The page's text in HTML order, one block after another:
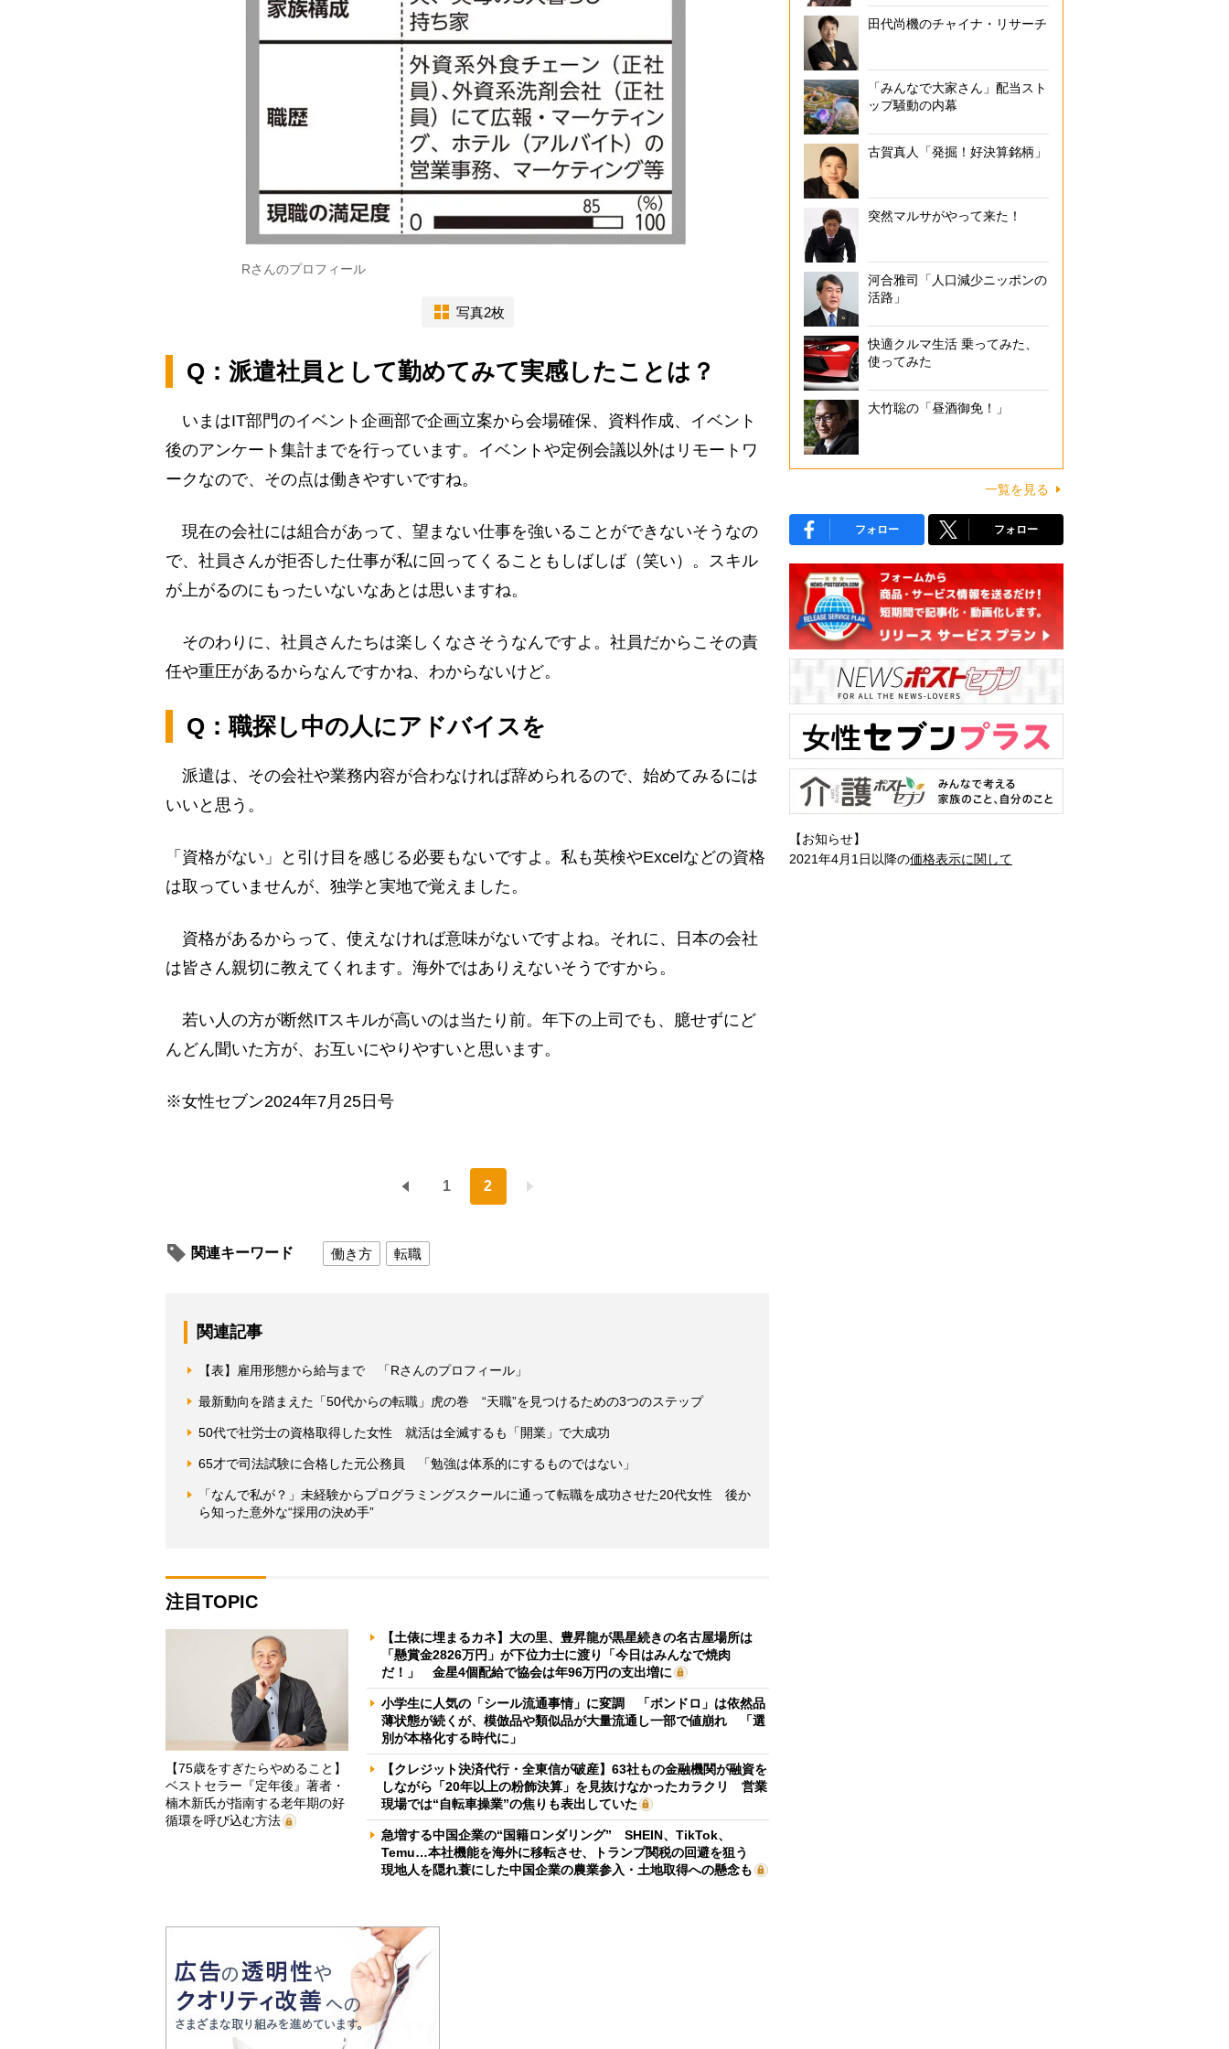
Rさんのプロフィール
写真2枚
Q：派遣社員として勤めてみて実感したことは？
いまはIT部門のイベント企画部で企画立案から会場確保、資料作成、イベント
後のアンケート集計までを行っています。イベントや定例会議以外はリモートワ
ークなので、その点は働きやすいですね。
現在の会社には組合があって、望まない仕事を強いることができないそうなの
で、社員さんが拒否した仕事が私に回ってくることもしばしば（笑い）。スキル
が上がるのにもったいないなあとは思いますね。
そのわりに、社員さんたちは楽しくなさそうなんですよ。社員だからこその責
任や重圧があるからなんですかね、わからないけど。
Q：職探し中の人にアドバイスを
派遣は、その会社や業務内容が合わなければ辞められるので、始めてみるには
いいと思う。
「資格がない」と引け目を感じる必要もないですよ。私も英検やExcelなどの資格
は取っていませんが、独学と実地で覚えました。
資格があるからって、使えなければ意味がないですよね。それに、日本の会社
は皆さん親切に教えてくれます。海外ではありえないそうですから。
若い人の方が断然ITスキルが高いのは当たり前。年下の上司でも、臆せずにど
んどん聞いた方が、お互いにやりやすいと思います。
※女性セブン2024年7月25日号
1 2
関連キーワード 働き方 転職
関連記事
【表】雇用形態から給与まで 「Rさんのプロフィール」
最新動向を踏まえた「50代からの転職」虎の巻 “天職”を見つけるための3つのステップ
50代で社労士の資格取得した女性 就活は全滅するも「開業」で大成功
65才で司法試験に合格した元公務員 「勉強は体系的にするものではない」
「なんで私が？」未経験からプログラミングスクールに通って転職を成功させた20代女性 後か
ら知った意外な“採用の決め手”
注目TOPIC
【75歳をすぎたらやめること】
ベストセラー『定年後』著者・
楠木新氏が指南する老年期の好
循環を呼び込む方法
【土俵に埋まるカネ】大の里、豊昇龍が黒星続きの名古屋場所は
「懸賞金2826万円」が下位力士に渡り「今日はみんなで焼肉
だ！」 金星4個配給で協会は年96万円の支出増に
小学生に人気の「シール流通事情」に変調 「ボンドロ」は依然品
薄状態が続くが、模倣品や類似品が大量流通し一部で値崩れ 「選
別が本格化する時代に」
【クレジット決済代行・全東信が破産】63社もの金融機関が融資を
しながら「20年以上の粉飾決算」を見抜けなかったカラクリ 営業
現場では“自転車操業”の焦りも表出していた
急増する中国企業の“国籍ロンダリング” SHEIN、TikTok、
Temu…本社機能を海外に移転させ、トランプ関税の回避を狙う
現地人を隠れ蓑にした中国企業の農業参入・土地取得への懸念も
田代尚機のチャイナ・リサーチ
「みんなで大家さん」配当スト
ップ騒動の内幕
古賀真人「発掘！好決算銘柄」
突然マルサがやって来た！
河合雅司「人口減少ニッポンの
活路」
快適クルマ生活 乗ってみた、
使ってみた
大竹聡の「昼酒御免！」
一覧を見る
フォロー フォロー
【お知らせ】
2021年4月1日以降の価格表示に関して